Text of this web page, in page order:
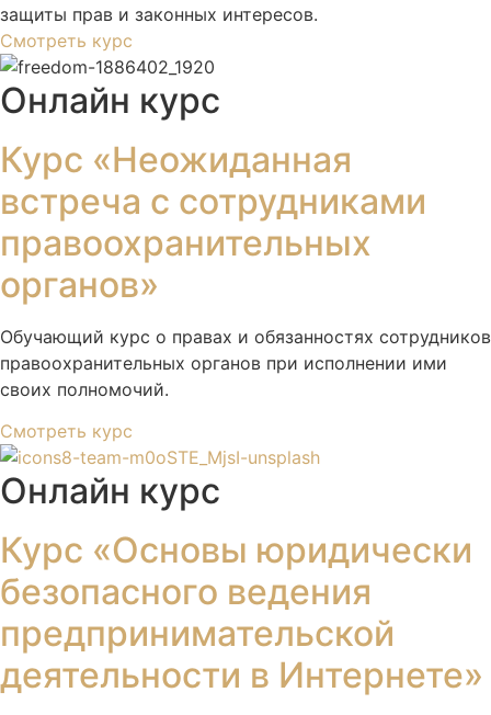
защиты прав и законных интересов.
Смотреть курс
Онлайн курс
Курс «Неожиданная
встреча с сотрудниками
правоохранительных
органов»
Обучающий курс о правах и обязанностях сотрудников
правоохранительных органов при исполнении ими
своих полномочий.
Смотреть курс
Онлайн курс
Курс «Основы юридически
безопасного ведения
предпринимательской
деятельности в Интернете»